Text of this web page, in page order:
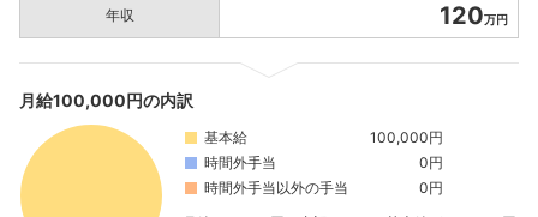
年収 120万円
月給100,000円の内訳
基本給
100,000円
時間外手当
0円
時間外手当以外の手当
0円